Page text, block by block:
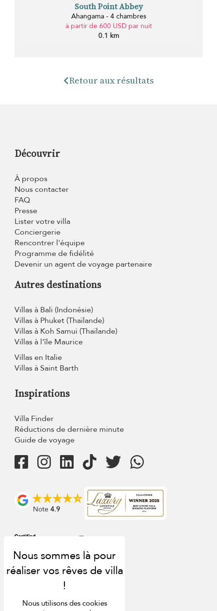
South Point Abbey
Ahangama - 4 chambres
à partir de 600 USD par nuit
0.1 km
Retour aux résultats
Découvrir
À propos
Nous contacter
FAQ
Presse
Lister votre villa
Conciergerie
Rencontrer l'équipe
Programme de fidélité
Devenir un agent de voyage partenaire
Autres destinations
Villas à Bali (Indonésie)
Villas à Phuket (Thaïlande)
Villas à Koh Samui (Thaïlande)
Villas à l'île Maurice
Villas en Italie
Villas à Saint Barth
Inspirations
Villa Finder
Réductions de dernière minute
Guide de voyage
Note 4.9
Nous utilisons des cookies